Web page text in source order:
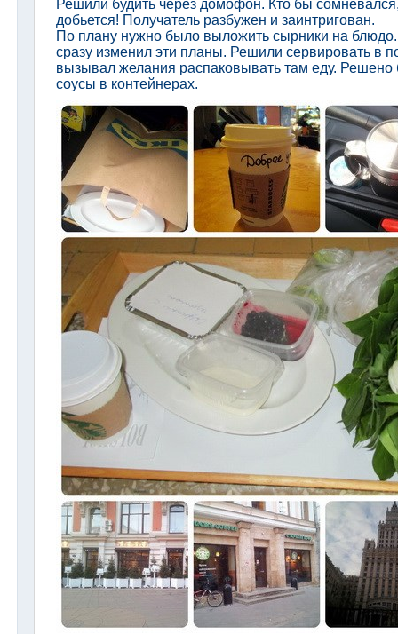
Решили будить через домофон. Кто бы
добьется! Получатель разбужен и заинтригован.
По плану нужно было выложить сырники на
сразу изменил эти планы. Решили сервировать в
вызывал желания распаковывать там еду. Решено
соусы в контейнерах.